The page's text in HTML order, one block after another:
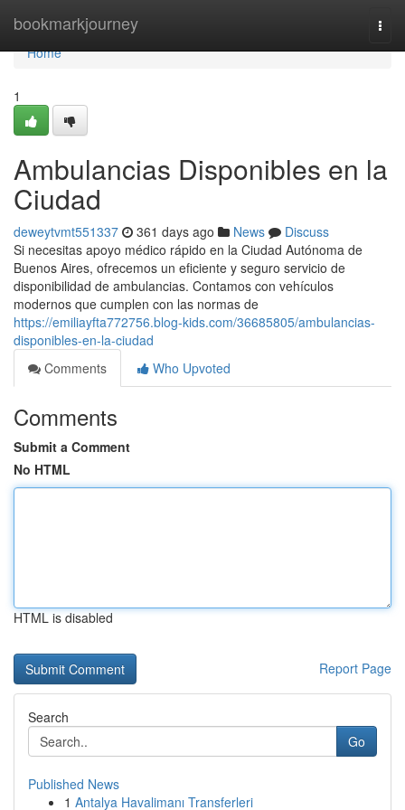
bookmarkjourney
Home
Home
1
Ambulancias Disponibles en la
Ciudad
deweytvmt551337 361 days ago News
Discuss
Si necesitas apoyo médico rápido en la Ciudad Autónoma de
Buenos Aires, ofrecemos un eficiente y seguro servicio de
disponibilidad de ambulancias. Contamos con vehículos
modernos que cumplen con las normas de
https://emiliayfta772756.blog-kids.com/36685805/ambulancias-
disponibles-en-la-ciudad
Comments
Who Upvoted
Comments
Submit a Comment
No HTML
HTML is disabled
Report Page
Search
Go
Published News
1 Antalya Havalimanı Transferleri